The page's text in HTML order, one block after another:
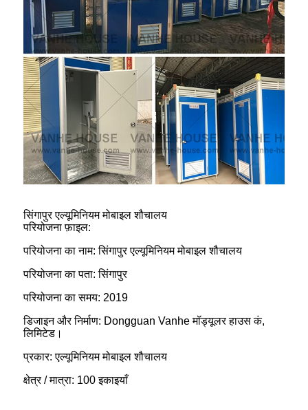
सिंगापुर एल्यूमिनियम मोबाइल शौचालय
परियोजना फ़ाइल:
परियोजना का नाम: सिंगापुर एल्यूमिनियम मोबाइल शौचालय
परियोजना का पता: सिंगापुर
परियोजना का समय: 2019
डिजाइन और निर्माण: Dongguan Vanhe मॉड्यूलर हाउस कं,
लिमिटेड।
प्रकार: एल्यूमिनियम मोबाइल शौचालय
क्षेत्र / मात्रा: 100 इकाइयाँ